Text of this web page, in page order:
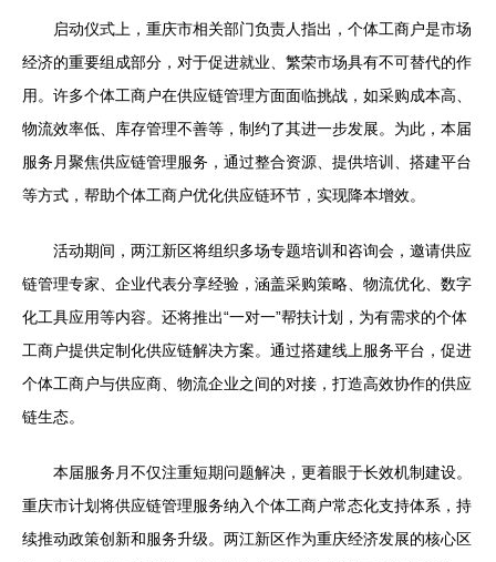
启动仪式上，重庆市相关部门负责人指出，个体工商户是市场
经济的重要组成部分，对于促进就业、繁荣市场具有不可替代的作
用。许多个体工商户在供应链管理方面面临挑战，如采购成本高、
物流效率低、库存管理不善等，制约了其进一步发展。为此，本届
服务月聚焦供应链管理服务，通过整合资源、提供培训、搭建平台
等方式，帮助个体工商户优化供应链环节，实现降本增效。
活动期间，两江新区将组织多场专题培训和咨询会，邀请供应
链管理专家、企业代表分享经验，涵盖采购策略、物流优化、数字
化工具应用等内容。还将推出“一对一”帮扶计划，为有需求的个体
工商户提供定制化供应链解决方案。通过搭建线上服务平台，促进
个体工商户与供应商、物流企业之间的对接，打造高效协作的供应
链生态。
本届服务月不仅注重短期问题解决，更着眼于长效机制建设。
重庆市计划将供应链管理服务纳入个体工商户常态化支持体系，持
续推动政策创新和服务升级。两江新区作为重庆经济发展的核心区